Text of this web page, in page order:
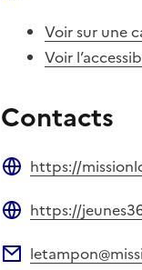
Voir sur une
Voir
Contacts
https://
https://